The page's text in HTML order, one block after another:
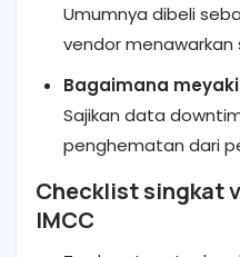
Umumnya dibeli
vendor
Bagaimana
Sajikan data
penghematan dari
Checklist singkat
IMCC